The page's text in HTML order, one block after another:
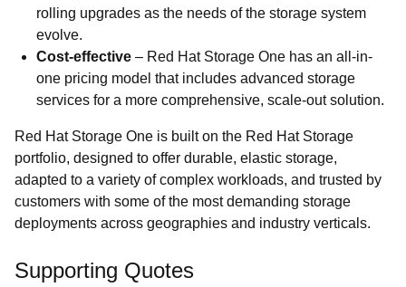
rolling upgrades as the needs of the storage system
evolve.
Cost-effective – Red Hat Storage One has an all-in-
one pricing model that includes advanced storage
services for a more comprehensive, scale-out solution.
Red Hat Storage One is built on the Red Hat Storage
portfolio, designed to offer durable, elastic storage,
adapted to a variety of complex workloads, and trusted by
customers with some of the most demanding storage
deployments across geographies and industry verticals.
Supporting Quotes